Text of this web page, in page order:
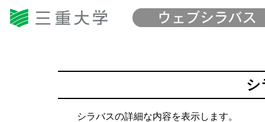
シ
シラバスの詳細な内容を表示します。